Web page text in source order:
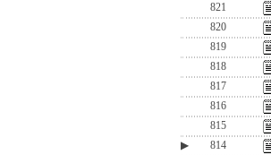
821
820
819
818
817
816
815
▶
814